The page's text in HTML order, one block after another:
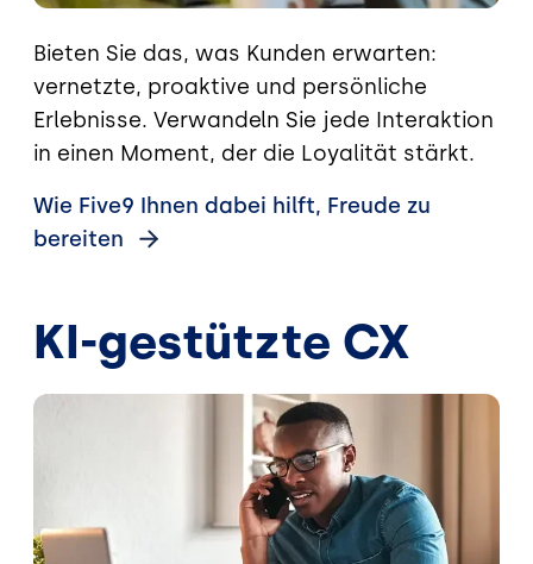
Bieten Sie das, was Kunden erwarten:
vernetzte, proaktive und persönliche
Erlebnisse. Verwandeln Sie jede Interaktion
in einen Moment, der die Loyalität stärkt.
Wie Five9 Ihnen dabei hilft, Freude zu
bereiten
KI-gestützte CX
Bild